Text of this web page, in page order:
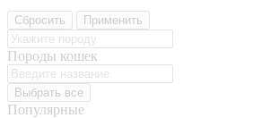
Сбросить Применить
Породы кошек
Выбрать все
Популярные